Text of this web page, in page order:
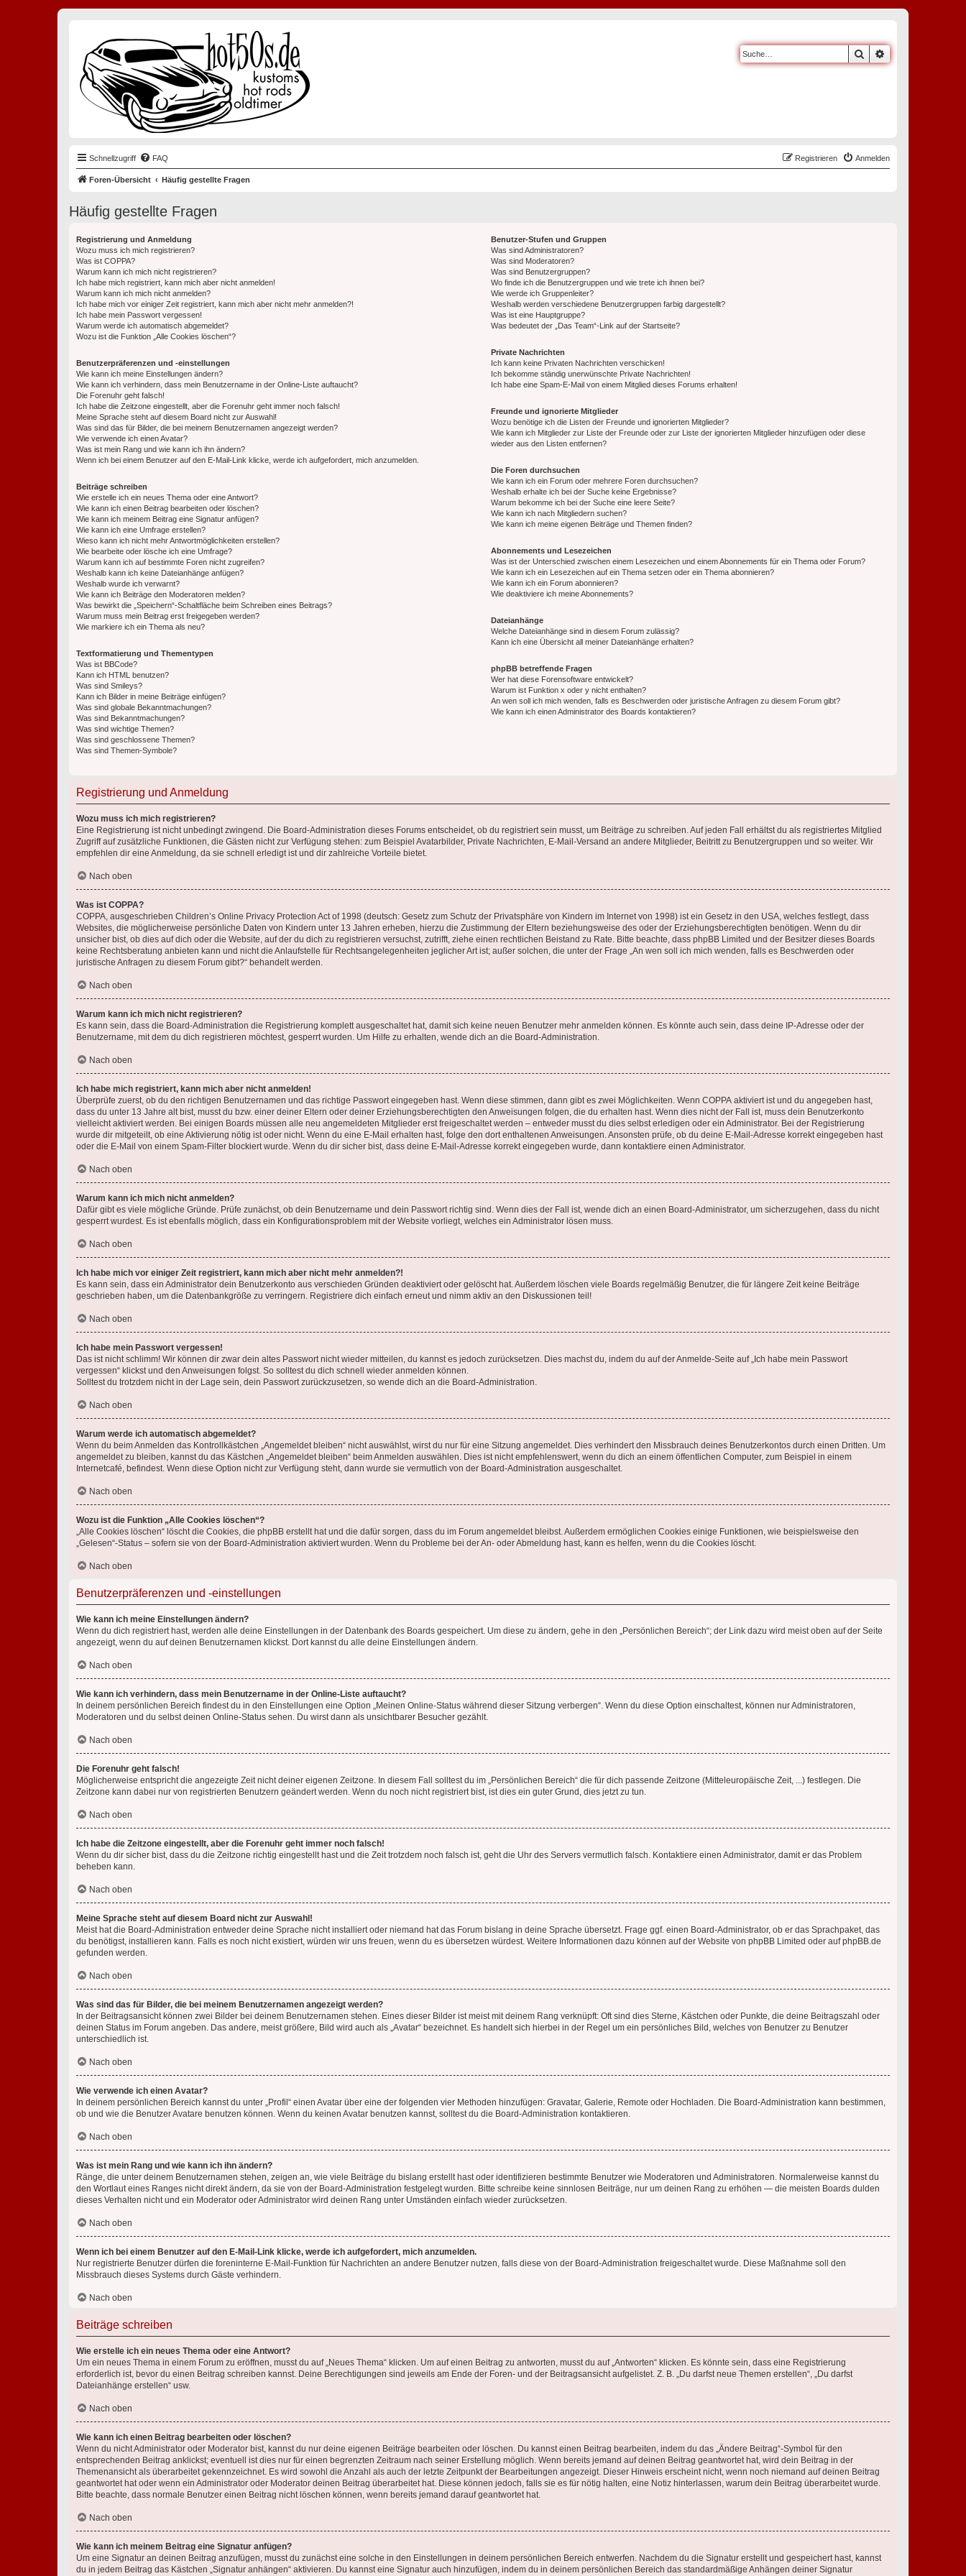
Suche
Schnellzugriff FAQ Anmelden
Registrieren
Foren-Übersicht Häufig gestellte Fragen
Häufig gestellte Fragen
Registrierung und Anmeldung
Wozu muss ich mich registrieren?
Was ist COPPA?
Warum kann ich mich nicht registrieren?
Ich habe mich registriert, kann mich aber nicht anmelden!
Warum kann ich mich nicht anmelden?
Ich habe mich vor einiger Zeit registriert, kann mich aber nicht mehr anmelden?!
Ich habe mein Passwort vergessen!
Warum werde ich automatisch abgemeldet?
Wozu ist die Funktion „Alle Cookies löschen“?
Benutzerpräferenzen und -einstellungen
Wie kann ich meine Einstellungen ändern?
Wie kann ich verhindern, dass mein Benutzername in der Online-Liste auftaucht?
Die Forenuhr geht falsch!
Ich habe die Zeitzone eingestellt, aber die Forenuhr geht immer noch falsch!
Meine Sprache steht auf diesem Board nicht zur Auswahl!
Was sind das für Bilder, die bei meinem Benutzernamen angezeigt werden?
Wie verwende ich einen Avatar?
Was ist mein Rang und wie kann ich ihn ändern?
Wenn ich bei einem Benutzer auf den E-Mail-Link klicke, werde ich aufgefordert, mich anzumelden.
Beiträge schreiben
Wie erstelle ich ein neues Thema oder eine Antwort?
Wie kann ich einen Beitrag bearbeiten oder löschen?
Wie kann ich meinem Beitrag eine Signatur anfügen?
Wie kann ich eine Umfrage erstellen?
Wieso kann ich nicht mehr Antwortmöglichkeiten erstellen?
Wie bearbeite oder lösche ich eine Umfrage?
Warum kann ich auf bestimmte Foren nicht zugreifen?
Weshalb kann ich keine Dateianhänge anfügen?
Weshalb wurde ich verwarnt?
Wie kann ich Beiträge den Moderatoren melden?
Was bewirkt die „Speichern“-Schaltfläche beim Schreiben eines Beitrags?
Warum muss mein Beitrag erst freigegeben werden?
Wie markiere ich ein Thema als neu?
Textformatierung und Thementypen
Was ist BBCode?
Kann ich HTML benutzen?
Was sind Smileys?
Kann ich Bilder in meine Beiträge einfügen?
Was sind globale Bekanntmachungen?
Was sind Bekanntmachungen?
Was sind wichtige Themen?
Was sind geschlossene Themen?
Was sind Themen-Symbole?
Benutzer-Stufen und Gruppen
Was sind Administratoren?
Was sind Moderatoren?
Was sind Benutzergruppen?
Wo finde ich die Benutzergruppen und wie trete ich ihnen bei?
Wie werde ich Gruppenleiter?
Weshalb werden verschiedene Benutzergruppen farbig dargestellt?
Was ist eine Hauptgruppe?
Was bedeutet der „Das Team“-Link auf der Startseite?
Private Nachrichten
Ich kann keine Privaten Nachrichten verschicken!
Ich bekomme ständig unerwünschte Private Nachrichten!
Ich habe eine Spam-E-Mail von einem Mitglied dieses Forums erhalten!
Freunde und ignorierte Mitglieder
Wozu benötige ich die Listen der Freunde und ignorierten Mitglieder?
Wie kann ich Mitglieder zur Liste der Freunde oder zur Liste der ignorierten Mitglieder hinzufügen oder diese
wieder aus den Listen entfernen?
Die Foren durchsuchen
Wie kann ich ein Forum oder mehrere Foren durchsuchen?
Weshalb erhalte ich bei der Suche keine Ergebnisse?
Warum bekomme ich bei der Suche eine leere Seite?
Wie kann ich nach Mitgliedern suchen?
Wie kann ich meine eigenen Beiträge und Themen finden?
Abonnements und Lesezeichen
Was ist der Unterschied zwischen einem Lesezeichen und einem Abonnements für ein Thema oder Forum?
Wie kann ich ein Lesezeichen auf ein Thema setzen oder ein Thema abonnieren?
Wie kann ich ein Forum abonnieren?
Wie deaktiviere ich meine Abonnements?
Dateianhänge
Welche Dateianhänge sind in diesem Forum zulässig?
Kann ich eine Übersicht all meiner Dateianhänge erhalten?
phpBB betreffende Fragen
Wer hat diese Forensoftware entwickelt?
Warum ist Funktion x oder y nicht enthalten?
An wen soll ich mich wenden, falls es Beschwerden oder juristische Anfragen zu diesem Forum gibt?
Wie kann ich einen Administrator des Boards kontaktieren?
Registrierung und Anmeldung
Wozu muss ich mich registrieren?
Eine Registrierung ist nicht unbedingt zwingend. Die Board-Administration dieses Forums entscheidet, ob du registriert sein musst, um Beiträge zu schreiben. Auf jeden Fall erhältst du als registriertes Mitglied
Zugriff auf zusätzliche Funktionen, die Gästen nicht zur Verfügung stehen: zum Beispiel Avatarbilder, Private Nachrichten, E-Mail-Versand an andere Mitglieder, Beitritt zu Benutzergruppen und so weiter. Wir
empfehlen dir eine Anmeldung, da sie schnell erledigt ist und dir zahlreiche Vorteile bietet.
Nach oben
Was ist COPPA?
COPPA, ausgeschrieben Children’s Online Privacy Protection Act of 1998 (deutsch: Gesetz zum Schutz der Privatsphäre von Kindern im Internet von 1998) ist ein Gesetz in den USA, welches festlegt, dass
Websites, die möglicherweise persönliche Daten von Kindern unter 13 Jahren erheben, hierzu die Zustimmung der Eltern beziehungsweise des oder der Erziehungsberechtigten benötigen. Wenn du dir
unsicher bist, ob dies auf dich oder die Website, auf der du dich zu registrieren versuchst, zutrifft, ziehe einen rechtlichen Beistand zu Rate. Bitte beachte, dass phpBB Limited und der Besitzer dieses Boards
keine Rechtsberatung anbieten kann und nicht die Anlaufstelle für Rechtsangelegenheiten jeglicher Art ist; außer solchen, die unter der Frage „An wen soll ich mich wenden, falls es Beschwerden oder
juristische Anfragen zu diesem Forum gibt?“ behandelt werden.
Nach oben
Warum kann ich mich nicht registrieren?
Es kann sein, dass die Board-Administration die Registrierung komplett ausgeschaltet hat, damit sich keine neuen Benutzer mehr anmelden können. Es könnte auch sein, dass deine IP-Adresse oder der
Benutzername, mit dem du dich registrieren möchtest, gesperrt wurden. Um Hilfe zu erhalten, wende dich an die Board-Administration.
Nach oben
Ich habe mich registriert, kann mich aber nicht anmelden!
Überprüfe zuerst, ob du den richtigen Benutzernamen und das richtige Passwort eingegeben hast. Wenn diese stimmen, dann gibt es zwei Möglichkeiten. Wenn COPPA aktiviert ist und du angegeben hast,
dass du unter 13 Jahre alt bist, musst du bzw. einer deiner Eltern oder deiner Erziehungsberechtigten den Anweisungen folgen, die du erhalten hast. Wenn dies nicht der Fall ist, muss dein Benutzerkonto
vielleicht aktiviert werden. Bei einigen Boards müssen alle neu angemeldeten Mitglieder erst freigeschaltet werden – entweder musst du dies selbst erledigen oder ein Administrator. Bei der Registrierung
wurde dir mitgeteilt, ob eine Aktivierung nötig ist oder nicht. Wenn du eine E-Mail erhalten hast, folge den dort enthaltenen Anweisungen. Ansonsten prüfe, ob du deine E-Mail-Adresse korrekt eingegeben hast
oder die E-Mail von einem Spam-Filter blockiert wurde. Wenn du dir sicher bist, dass deine E-Mail-Adresse korrekt eingegeben wurde, dann kontaktiere einen Administrator.
Nach oben
Warum kann ich mich nicht anmelden?
Dafür gibt es viele mögliche Gründe. Prüfe zunächst, ob dein Benutzername und dein Passwort richtig sind. Wenn dies der Fall ist, wende dich an einen Board-Administrator, um sicherzugehen, dass du nicht
gesperrt wurdest. Es ist ebenfalls möglich, dass ein Konfigurationsproblem mit der Website vorliegt, welches ein Administrator lösen muss.
Nach oben
Ich habe mich vor einiger Zeit registriert, kann mich aber nicht mehr anmelden?!
Es kann sein, dass ein Administrator dein Benutzerkonto aus verschieden Gründen deaktiviert oder gelöscht hat. Außerdem löschen viele Boards regelmäßig Benutzer, die für längere Zeit keine Beiträge
geschrieben haben, um die Datenbankgröße zu verringern. Registriere dich einfach erneut und nimm aktiv an den Diskussionen teil!
Nach oben
Ich habe mein Passwort vergessen!
Das ist nicht schlimm! Wir können dir zwar dein altes Passwort nicht wieder mitteilen, du kannst es jedoch zurücksetzen. Dies machst du, indem du auf der Anmelde-Seite auf „Ich habe mein Passwort
vergessen“ klickst und den Anweisungen folgst. So solltest du dich schnell wieder anmelden können.
Solltest du trotzdem nicht in der Lage sein, dein Passwort zurückzusetzen, so wende dich an die Board-Administration.
Nach oben
Warum werde ich automatisch abgemeldet?
Wenn du beim Anmelden das Kontrollkästchen „Angemeldet bleiben“ nicht auswählst, wirst du nur für eine Sitzung angemeldet. Dies verhindert den Missbrauch deines Benutzerkontos durch einen Dritten. Um
angemeldet zu bleiben, kannst du das Kästchen „Angemeldet bleiben“ beim Anmelden auswählen. Dies ist nicht empfehlenswert, wenn du dich an einem öffentlichen Computer, zum Beispiel in einem
Internetcafé, befindest. Wenn diese Option nicht zur Verfügung steht, dann wurde sie vermutlich von der Board-Administration ausgeschaltet.
Nach oben
Wozu ist die Funktion „Alle Cookies löschen“?
„Alle Cookies löschen“ löscht die Cookies, die phpBB erstellt hat und die dafür sorgen, dass du im Forum angemeldet bleibst. Außerdem ermöglichen Cookies einige Funktionen, wie beispielsweise den
„Gelesen“-Status – sofern sie von der Board-Administration aktiviert wurden. Wenn du Probleme bei der An- oder Abmeldung hast, kann es helfen, wenn du die Cookies löscht.
Nach oben
Benutzerpräferenzen und -einstellungen
Wie kann ich meine Einstellungen ändern?
Wenn du dich registriert hast, werden alle deine Einstellungen in der Datenbank des Boards gespeichert. Um diese zu ändern, gehe in den „Persönlichen Bereich“; der Link dazu wird meist oben auf der Seite
angezeigt, wenn du auf deinen Benutzernamen klickst. Dort kannst du alle deine Einstellungen ändern.
Nach oben
Wie kann ich verhindern, dass mein Benutzername in der Online-Liste auftaucht?
In deinem persönlichen Bereich findest du in den Einstellungen eine Option „Meinen Online-Status während dieser Sitzung verbergen“. Wenn du diese Option einschaltest, können nur Administratoren,
Moderatoren und du selbst deinen Online-Status sehen. Du wirst dann als unsichtbarer Besucher gezählt.
Nach oben
Die Forenuhr geht falsch!
Möglicherweise entspricht die angezeigte Zeit nicht deiner eigenen Zeitzone. In diesem Fall solltest du im „Persönlichen Bereich“ die für dich passende Zeitzone (Mitteleuropäische Zeit, ...) festlegen. Die
Zeitzone kann dabei nur von registrierten Benutzern geändert werden. Wenn du noch nicht registriert bist, ist dies ein guter Grund, dies jetzt zu tun.
Nach oben
Ich habe die Zeitzone eingestellt, aber die Forenuhr geht immer noch falsch!
Wenn du dir sicher bist, dass du die Zeitzone richtig eingestellt hast und die Zeit trotzdem noch falsch ist, geht die Uhr des Servers vermutlich falsch. Kontaktiere einen Administrator, damit er das Problem
beheben kann.
Nach oben
Meine Sprache steht auf diesem Board nicht zur Auswahl!
Meist hat die Board-Administration entweder deine Sprache nicht installiert oder niemand hat das Forum bislang in deine Sprache übersetzt. Frage ggf. einen Board-Administrator, ob er das Sprachpaket, das
du benötigst, installieren kann. Falls es noch nicht existiert, würden wir uns freuen, wenn du es übersetzen würdest. Weitere Informationen dazu können auf der Website von phpBB Limited oder aufphpBB.de
gefunden werden.
Nach oben
Was sind das für Bilder, die bei meinem Benutzernamen angezeigt werden?
In der Beitragsansicht können zwei Bilder bei deinem Benutzernamen stehen. Eines dieser Bilder ist meist mit deinem Rang verknüpft: Oft sind dies Sterne, Kästchen oder Punkte, die deine Beitragszahl oder
deinen Status im Forum angeben. Das andere, meist größere, Bild wird auch als „Avatar“ bezeichnet. Es handelt sich hierbei in der Regel um ein persönliches Bild, welches von Benutzer zu Benutzer
unterschiedlich ist.
Nach oben
Wie verwende ich einen Avatar?
In deinem persönlichen Bereich kannst du unter „Profil“ einen Avatar über eine der folgenden vier Methoden hinzufügen: Gravatar, Galerie, Remote oder Hochladen. Die Board-Administration kann bestimmen,
ob und wie die Benutzer Avatare benutzen können. Wenn du keinen Avatar benutzen kannst, solltest du die Board-Administration kontaktieren.
Nach oben
Was ist mein Rang und wie kann ich ihn ändern?
Ränge, die unter deinem Benutzernamen stehen, zeigen an, wie viele Beiträge du bislang erstellt hast oder identifizieren bestimmte Benutzer wie Moderatoren und Administratoren. Normalerweise kannst du
den Wortlaut eines Ranges nicht direkt ändern, da sie von der Board-Administration festgelegt wurden. Bitte schreibe keine sinnlosen Beiträge, nur um deinen Rang zu erhöhen — die meisten Boards dulden
dieses Verhalten nicht und ein Moderator oder Administrator wird deinen Rang unter Umständen einfach wieder zurücksetzen.
Nach oben
Wenn ich bei einem Benutzer auf den E-Mail-Link klicke, werde ich aufgefordert, mich anzumelden.
Nur registrierte Benutzer dürfen die foreninterne E-Mail-Funktion für Nachrichten an andere Benutzer nutzen, falls diese von der Board-Administration freigeschaltet wurde. Diese Maßnahme soll den
Missbrauch dieses Systems durch Gäste verhindern.
Nach oben
Beiträge schreiben
Wie erstelle ich ein neues Thema oder eine Antwort?
Um ein neues Thema in einem Forum zu eröffnen, musst du auf „Neues Thema“ klicken. Um auf einen Beitrag zu antworten, musst du auf „Antworten“ klicken. Es könnte sein, dass eine Registrierung
erforderlich ist, bevor du einen Beitrag schreiben kannst. Deine Berechtigungen sind jeweils am Ende der Foren- und der Beitragsansicht aufgelistet. Z. B. „Du darfst neue Themen erstellen“, „Du darfst
Dateianhänge erstellen“ usw.
Nach oben
Wie kann ich einen Beitrag bearbeiten oder löschen?
Wenn du nicht Administrator oder Moderator bist, kannst du nur deine eigenen Beiträge bearbeiten oder löschen. Du kannst einen Beitrag bearbeiten, indem du das „Ändere Beitrag“-Symbol für den
entsprechenden Beitrag anklickst; eventuell ist dies nur für einen begrenzten Zeitraum nach seiner Erstellung möglich. Wenn bereits jemand auf deinen Beitrag geantwortet hat, wird dein Beitrag in der
Themenansicht als überarbeitet gekennzeichnet. Es wird sowohl die Anzahl als auch der letzte Zeitpunkt der Bearbeitungen angezeigt. Dieser Hinweis erscheint nicht, wenn noch niemand auf deinen Beitrag
geantwortet hat oder wenn ein Administrator oder Moderator deinen Beitrag überarbeitet hat. Diese können jedoch, falls sie es für nötig halten, eine Notiz hinterlassen, warum dein Beitrag überarbeitet wurde.
Bitte beachte, dass normale Benutzer einen Beitrag nicht löschen können, wenn bereits jemand darauf geantwortet hat.
Nach oben
Wie kann ich meinem Beitrag eine Signatur anfügen?
Um eine Signatur an deinen Beitrag anzufügen, musst du zunächst eine solche in den Einstellungen in deinem persönlichen Bereich entwerfen. Nachdem du die Signatur erstellt und gespeichert hast, kannst
du in jedem Beitrag das Kästchen „Signatur anhängen“ aktivieren. Du kannst eine Signatur auch hinzufügen, indem du in deinem persönlichen Bereich das standardmäßige Anhängen deiner Signatur